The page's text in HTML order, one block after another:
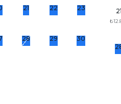
21 22 23
28 29 30
21